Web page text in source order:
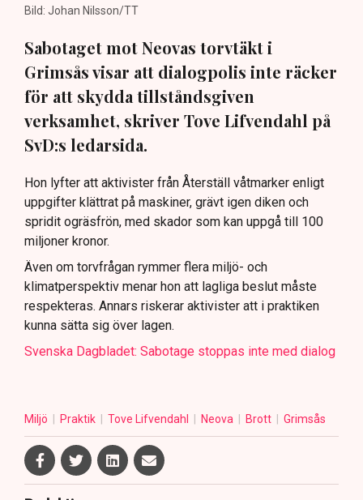
Bild: Johan Nilsson/TT
Sabotaget mot Neovas torvtäkt i
Grimsås visar att dialogpolis inte räcker
för att skydda tillståndsgiven
verksamhet, skriver Tove Lifvendahl på
SvD:s ledarsida.
Hon lyfter att aktivister från Återställ våtmarker enligt
uppgifter klättrat på maskiner, grävt igen diken och
spridit ogräsfrön, med skador som kan uppgå till 100
miljoner kronor.
Även om torvfrågan rymmer flera miljö- och
klimatperspektiv menar hon att lagliga beslut måste
respekteras. Annars riskerar aktivister att i praktiken
kunna sätta sig över lagen.
Svenska Dagbladet: Sabotage stoppas inte med dialog
Miljö Praktik Tove Lifvendahl Neova Brott Grimsås